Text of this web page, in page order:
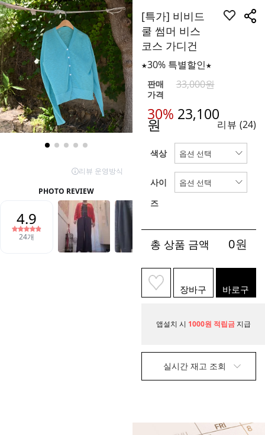
[특가] 비비드
쿨 썸머 비스
코스 가디건
★30% 특별할인★
판매
가격
33,000원
30% 23,100
원 리뷰 (24)
색상
사이
즈
총 상품 금액 0원
장바구
니
바로구
매
앱설치 시 1000원 적립금 지급
실시간 재고 조회